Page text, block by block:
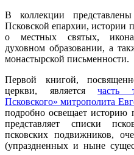
В коллекции
Псковской епархии, истории
о местных святых,
духовном образовании, а
монастырской письменности.
Первой книгой,
церкви, являетсячасть
Псковского» митрополита
подробно освещает историю
представляет списки
псковских подвижников,
(упраздненных и ныне